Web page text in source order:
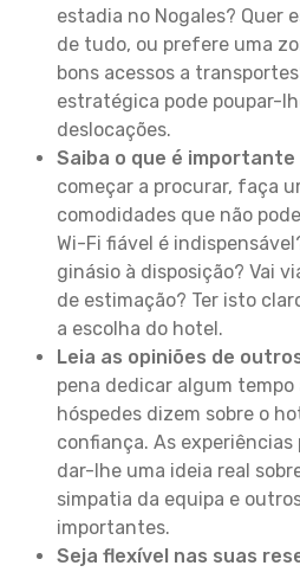
estadia no Nogales? Quer
de tudo, ou prefere uma
bons acessos a
estratégica pode poupar-
deslocações.
Saiba o que é importante
começar a procurar, faça
comodidades que não
Wi-Fi fiável é
ginásio à disposição? Vai
de estimação? Ter isto
a escolha do hotel.
Leia as opiniões de
pena dedicar algum
hóspedes dizem sobre o
confiança. As
dar-lhe uma ideia real
simpatia da equipa e
importantes.
Seja flexível nas suas